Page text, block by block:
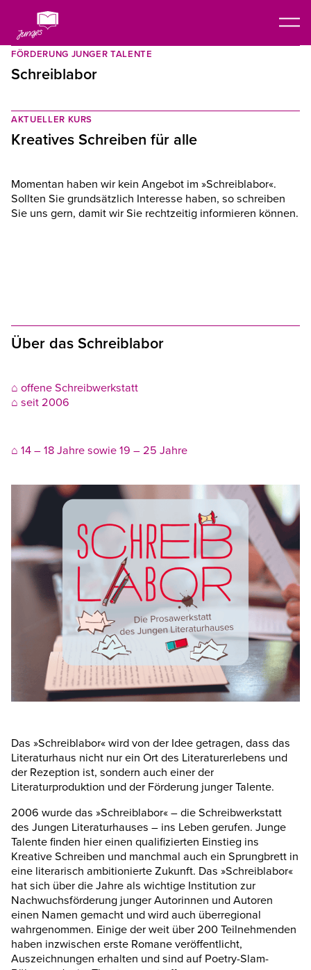
FÖRDERUNG JUNGER TALENTE
Schreiblabor
AKTUELLER KURS
Kreatives Schreiben für alle
Momentan haben wir kein Angebot im »Schreiblabor«.
Sollten Sie grundsätzlich Interesse haben, so schreiben
Sie uns gern, damit wir Sie rechtzeitig informieren können.
Über das Schreiblabor
⌂ offene Schreibwerkstatt
⌂ seit 2006
⌂ 14 – 18 Jahre sowie 19 – 25 Jahre
Das »Schreiblabor« wird von der Idee getragen, dass das
Literaturhaus nicht nur ein Ort des Literaturerlebens und
der Rezeption ist, sondern auch einer der
Literaturproduktion und der Förderung junger Talente.
2006 wurde das »Schreiblabor« – die Schreibwerkstatt
des Jungen Literaturhauses – ins Leben gerufen. Junge
Talente finden hier einen qualifizierten Einstieg ins
Kreative Schreiben und manchmal auch ein Sprungbrett in
eine literarisch ambitionierte Zukunft. Das »Schreiblabor«
hat sich über die Jahre als wichtige Institution zur
Nachwuchsförderung junger Autorinnen und Autoren
einen Namen gemacht und wird auch überregional
wahrgenommen. Einige der weit über 200 Teilnehmenden
haben inzwischen erste Romane veröffentlicht,
Auszeichnungen erhalten und sind auf Poetry-Slam-